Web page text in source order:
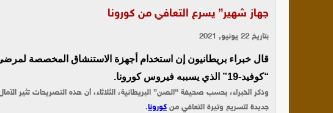
جهاز شهير” يسرع التعافي من كورونا
بتاريخ 22 يونيو, 2021
قال خبراء بريطانيون إن استخدام أجهزة الاستنشاق المخصصة
“كوفيد-19” الذي يسببه فيروس كورونا.
وذكر الخبراء، بحسب صحيفة “الصن” البريطانية، الثلاثاء، أن هذه التصريحات تثير
جديدة لتسريع وتيرة التعافي من كورونا.